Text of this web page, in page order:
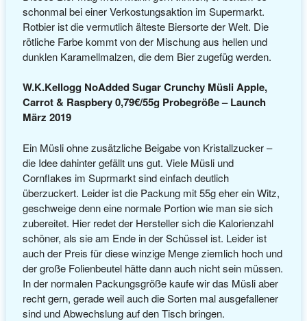
schonmal bei einer Verkostungsaktion im Supermarkt.
Rotbier ist die vermutlich älteste Biersorte der Welt. Die
rötliche Farbe kommt von der Mischung aus hellen und
dunklen Karamellmalzen, die dem Bier zugefüg werden.
W.K.Kellogg NoAdded Sugar Crunchy Müsli Apple,
Carrot & Raspbery 0,79€/55g Probegröße – Launch
März 2019
Ein Müsli ohne zusätzliche Beigabe von Kristallzucker –
die Idee dahinter gefällt uns gut. Viele Müsli und
Cornflakes im Suprmarkt sind einfach deutlich
überzuckert. Leider ist die Packung mit 55g eher ein Witz,
geschweige denn eine normale Portion wie man sie sich
zubereitet. Hier redet der Hersteller sich die Kalorienzahl
schöner, als sie am Ende in der Schüssel ist. Leider ist
auch der Preis für diese winzige Menge ziemlich hoch und
der große Folienbeutel hätte dann auch nicht sein müssen.
In der normalen Packungsgröße kaufe wir das Müsli aber
recht gern, gerade weil auch die Sorten mal ausgefallener
sind und Abwechslung auf den Tisch bringen.